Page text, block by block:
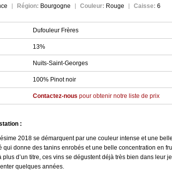
Région: Bourgogne Couleur: Rouge Caisse: 6
Dufouleur Frères
13%
Nuits-Saint-Georges
100% Pinot noir
Contactez-nous pour obtenir notre liste de prix
:
2018 se démarquent par une couleur intense et une
qui donne des tanins enrobés et une belle concentration en
plus d’un titre, ces vins se dégustent déjà très bien dans leur
quelques années.